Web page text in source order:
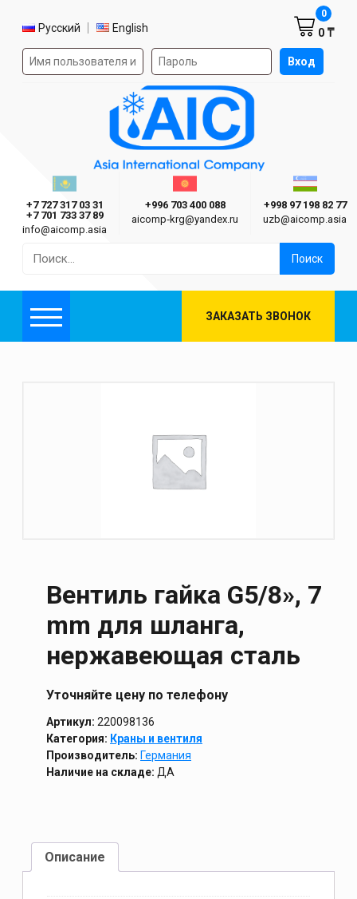
Выбор языка
Русский English
Форма авторизации на сайте Вход
0 ₸
0
Asia International Company
Казахстан г. Алматы
+7 727 317 03 31
+7 701 733 37 89
info@aicomp.asia
Киргизия г. Бишкек
+996 703 400 088
aicomp‑krg@yandex.ru
+998 97 198 82 77
uzb@aicomp.asia
Меню ЗАКАЗАТЬ ЗВОНОК
Вентиль гайка G5/8», 7
mm для шланга,
нержавеющая сталь
Уточняйте цену по телефону
Артикул: 220098136
Категория: Краны и вентиля
Производитель: Германия
Наличие на складе: ДА
Описание